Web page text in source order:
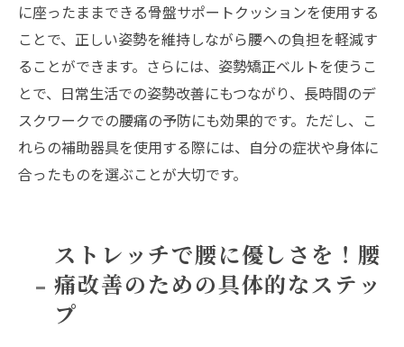
に座ったままできる骨盤サポートクッションを使用する
ことで、正しい姿勢を維持しながら腰への負担を軽減す
ることができます。さらには、姿勢矯正ベルトを使うこ
とで、日常生活での姿勢改善にもつながり、長時間のデ
スクワークでの腰痛の予防にも効果的です。ただし、こ
れらの補助器具を使用する際には、自分の症状や身体に
合ったものを選ぶことが大切です。
ストレッチで腰に優しさを！腰
痛改善のための具体的なステッ
プ